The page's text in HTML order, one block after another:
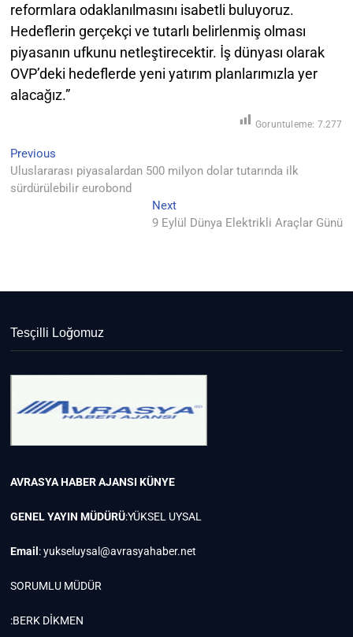
reformlara odaklanılmasını isabetli buluyoruz.
Hedeflerin gerçekçi ve tutarlı belirlenmiş olması
piyasanın ufkunu netleştirecektir. İş dünyası olarak
OVP’deki hedeflerde yeni yatırım planlarımızla yer
alacağız.”
Goruntuleme: 7.277
Yazı
gezinmesi
Previous
post:
Uluslararası piyasalardan 500 milyon dolar tutarında ilk
sürdürülebilir eurobond
NextNext
post:
9 Eylül Dünya Elektrikli Araçlar Günü
Tesçilli Loğomuz
AVRASYA HABER AJANSIKÜNYE
GENEL YAYIN MÜDÜRÜ:YÜKSEL UYSAL
Email :yukseluysal@avrasyahaber.net
SORUMLU MÜDÜR
:BERK DİKMEN